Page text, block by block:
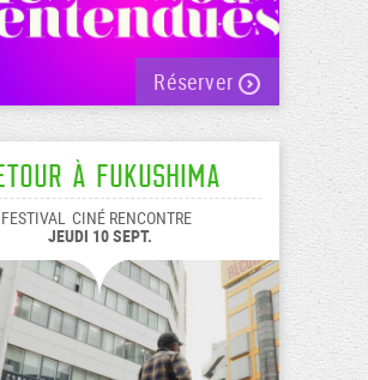
Réserver
à Fukushima
FESTIVAL CINÉ RENCONTRE
JEUDI 10 SEPT.